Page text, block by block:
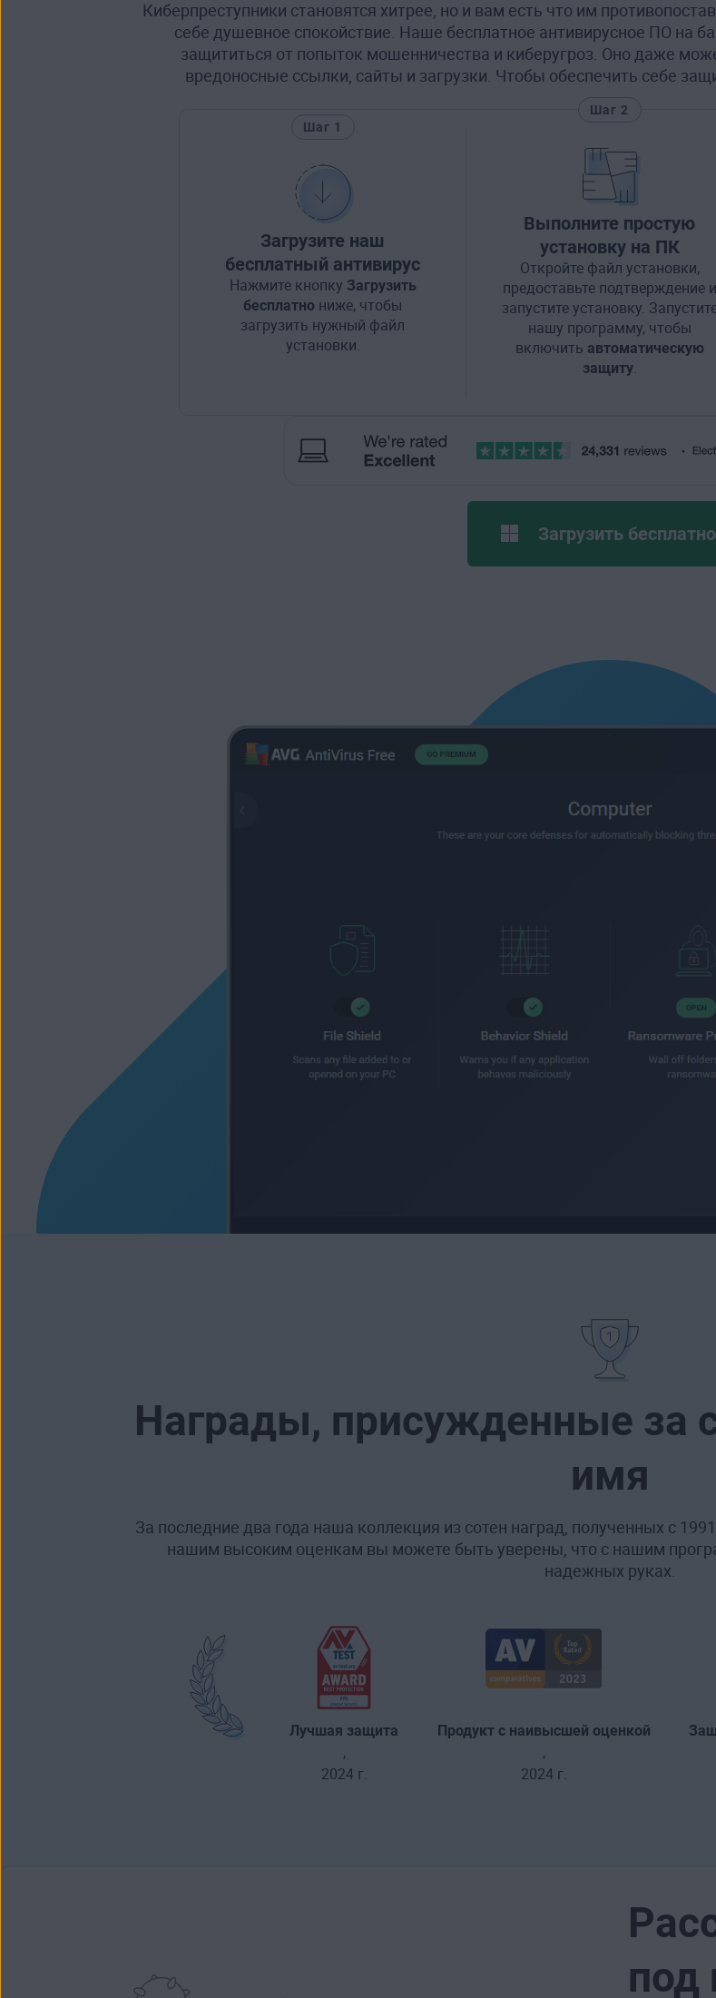
Киберпреступники становятся хитрее, но и вам есть что им
себе душевное спокойствие. Наше бесплатное антивирусное ПО на
защититься от попыток мошенничества и киберугроз. Оно даже
вредоносные ссылки, сайты и загрузки. Чтобы обеспечить себе
Шаг 1
Загрузите наш
бесплатный антивирус
Нажмите кнопку Загрузить
бесплатно ниже, чтобы
загрузить нужный файл
установки.
Шаг 2
Выполните простую
установку на ПК
Откройте файл установки,
предоставьте подтверждение и
запустите установку.
нашу программу, чтобы
включить автоматическую
защиту.
Загрузить бесплатно
Награды, присужденные за
имя
За последние два года наша коллекция из сотен наград, полученных с
нашим высоким оценкам вы можете быть уверены, что с нашим
надежных руках.
Лучшая защита
,
2024 г.
Продукт с наивысшей оценкой
,
2024 г.
под